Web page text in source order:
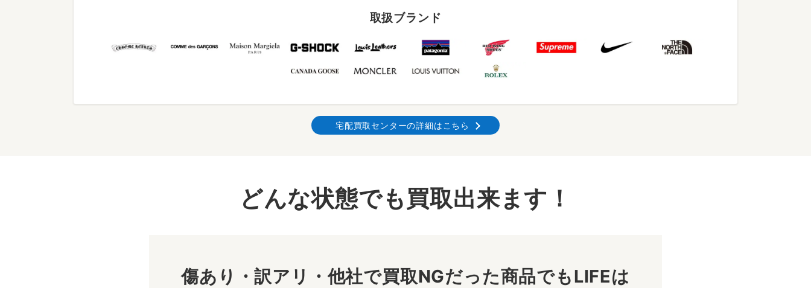
取扱ブランド
宅配買取センターの詳細はこちら
どんな状態でも買取出来ます！
傷あり・訳アリ・他社で買取NGだった商品でもLIFEは